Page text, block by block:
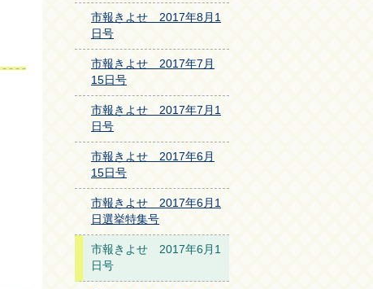
市報きよせ 2017年8月1
日号
市報きよせ 2017年7月
15日号
市報きよせ 2017年7月1
日号
市報きよせ 2017年6月
15日号
市報きよせ 2017年6月1
日選挙特集号
市報きよせ 2017年6月1
日号